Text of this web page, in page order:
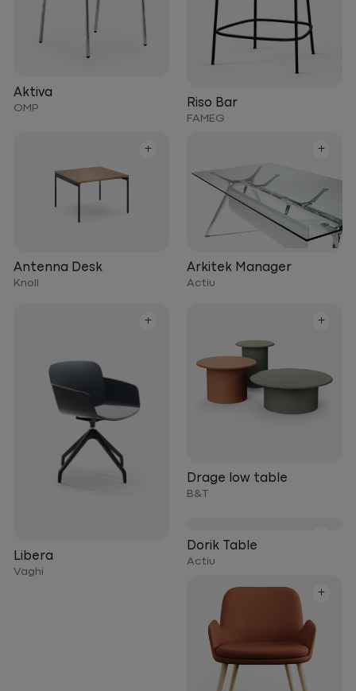
Riso Bar
FAMEG
Aktiva
OMP
+
Arkitek Manager
Actiu
+
Antenna Desk
Knoll
+
Drage low table
B&T
+
Libera
Vaghi
Dorik Table
Actiu
+